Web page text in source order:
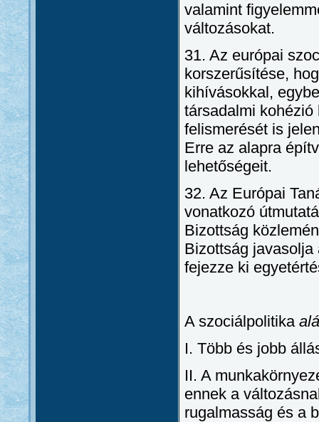
valamint
változásokat.
31. Az európai
korszerűsítése,
kihívásokkal,
társadalmi
felismerését is
Erre az alapra
lehetőségeit.
32. Az Európai
vonatkozó
Bizottság
Bizottság javasolja
fejezze ki
A szociálpolitika
I. Több és jobb
II. A
ennek a
rugalmasság és a